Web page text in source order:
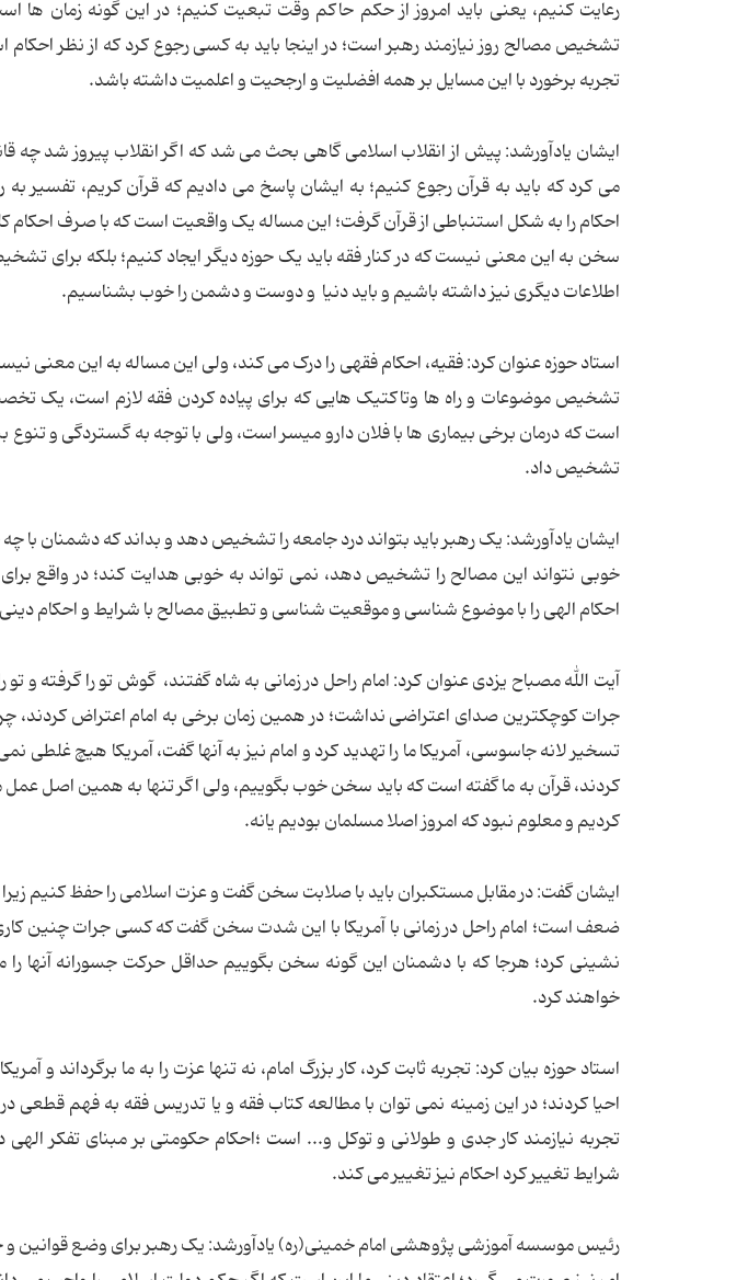
رعایت کنیم، یعنی باید امروز از حکم حاکم وقت تبعیت کنیم؛ در این گونه زمان ها
تشخیص مصالح روز نیازمند رهبر است؛ در اینجا باید به کسی رجوع کرد که از نظر
تجربه برخورد با این مسایل بر همه افضلیت و ارجحیت و اعلمیت داشته باشد.
ایشان یادآورشد: پیش از انقلاب اسلامی گاهی بحث می شد که اگر انقلاب پیروز شد چه
می کرد که باید به قرآن رجوع کنیم؛ به ایشان پاسخ می دادیم که قرآن کریم، تفسیر به
احکام را به شکل استنباطی از قرآن گرفت؛ این مساله یک واقعیت است که با صرف احکام
سخن به این معنی نیست که در کنار فقه باید یک حوزه دیگر ایجاد کنیم؛ بلکه برای
اطلاعات دیگری نیز داشته باشیم و باید دنیا و دوست و دشمن را خوب بشناسیم.
استاد حوزه عنوان کرد: فقیه، احکام فقهی را درک می کند، ولی این مساله به این معنی
تشخیص موضوعات و راه ها وتاکتیک هایی که برای پیاده کردن فقه لازم است، یک
است که درمان برخی بیماری ها با فلان دارو میسر است، ولی با توجه به گستردگی و تنوع
تشخیص داد.
ایشان یادآورشد: یک رهبر باید بتواند درد جامعه را تشخیص دهد و بداند که دشمنان با چه
خوبی نتواند این مصالح را تشخیص دهد، نمی تواند به خوبی هدایت کند؛ در واقع
احکام الهی را با موضوع شناسی و موقعیت شناسی و تطبیق مصالح با شرایط و احکام
آیت الله مصباح یزدی عنوان کرد: امام راحل در زمانی به شاه گفتند، گوش تو را گرفته و
جرات کوچکترین صدای اعتراضی نداشت؛ در همین زمان برخی به امام اعتراض کردند،
تسخیر لانه جاسوسی، آمریکا ما را تهدید کرد و امام نیز به آنها گفت، آمریکا هیچ غلطی
کردند، قرآن به ما گفته است که باید سخن خوب بگوییم، ولی اگر تنها به همین اصل عمل
کردیم و معلوم نبود که امروز اصلا مسلمان بودیم یانه.
ایشان گفت: در مقابل مستکبران باید با صلابت سخن گفت و عزت اسلامی را حفظ کنیم زیرا
ضعف است؛ امام راحل در زمانی با آمریکا با این شدت سخن گفت که کسی جرات چنین
نشینی کرد؛ هرجا که با دشمنان این گونه سخن بگوییم حداقل حرکت جسورانه آنها
خواهند کرد.
استاد حوزه بیان کرد: تجربه ثابت کرد، کار بزرگ امام، نه تنها عزت را به ما برگرداند و
احیا کردند؛ در این زمینه نمی توان با مطالعه کتاب فقه و یا تدریس فقه به فهم
تجربه نیازمند کار جدی و طولانی و توکل و... است ؛احکام حکومتی بر مبنای تفکر
شرایط تغییر کرد احکام نیز تغییر می کند.
رئیس موسسه آموزشی پژوهشی امام خمینی(ره) یادآورشد: یک رهبر برای وضع قوانین